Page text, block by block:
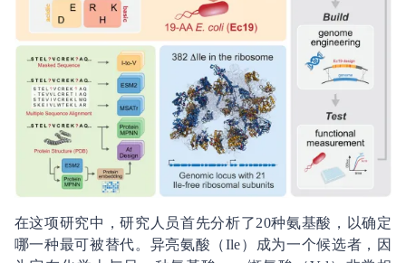
在这项研究中，研究人员首先分析了20种氨基酸，以确定
哪一种最可被替代。异亮氨酸（Ile）成为一个候选者，因